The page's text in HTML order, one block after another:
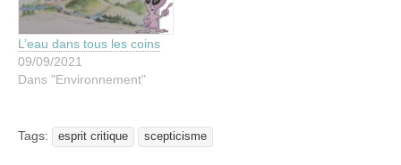
L’eau dans tous les coins
09/09/2021
Dans "Environnement"
Tags: esprit critique scepticisme